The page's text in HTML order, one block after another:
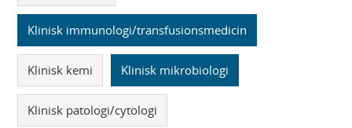
Klinisk immunologi/transfusionsmedicin
Klinisk kemi Klinisk mikrobiologi
Klinisk patologi/cytologi